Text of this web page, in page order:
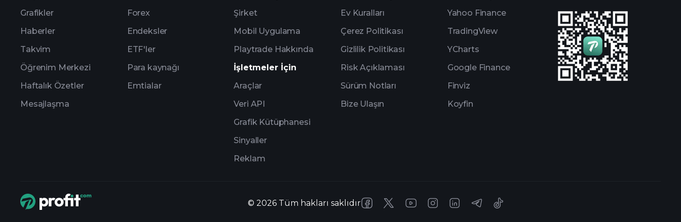
Grafikler
Haberler
Takvim
Öğrenim Merkezi
Haftalık Özetler
Mesajlaşma
Forex
Endeksler
ETF'ler
Para kaynağı
Emtialar
Şirket
Mobil Uygulama
Playtrade Hakkında
İşletmeler İçin
Araçlar
Veri API
Grafik Kütüphanesi
Sinyaller
Reklam
Ev Kuralları
Çerez Politikası
Gizlilik Politikası
Risk Açıklaması
Sürüm Notları
Bize Ulaşın
Yahoo Finance
TradingView
YCharts
Google Finance
Finviz
Koyfin
© 2026 Tüm hakları saklıdır